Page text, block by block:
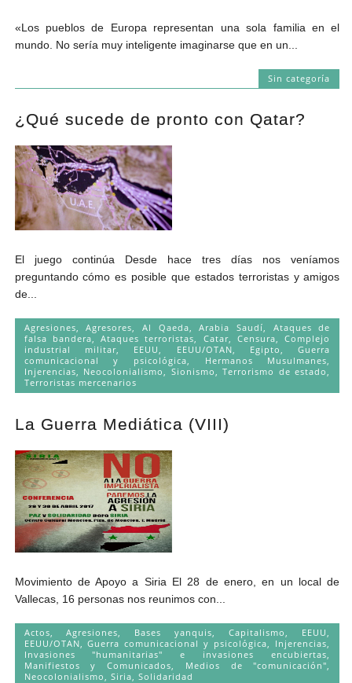
«Los pueblos de Europa representan una sola familia en el
mundo. No sería muy inteligente imaginarse que en un...
Sin categoría
¿Qué sucede de pronto con Qatar?
El juego continúa Desde hace tres días nos veníamos
preguntando cómo es posible que estados terroristas y amigos
de...
Agresiones ,Agresores Al Qaeda ,Arabia Saudí
Ataques de
falsa bandera ,Ataques terroristas Catar,Censura ,Complejo
industrial militar, EEUU EEUU/OTAN Egipto ,Guerra
comunicacional y psicológica
Hermanos Musulmanes
Injerencias
Neocolonialismo Sionismo ,Terrorismo de estado
Terroristas mercenarios
La Guerra Mediática (VIII)
Movimiento de Apoyo a Siria El 28 de enero, en un local de
Vallecas, 16 personas nos reunimos con...
Actos ,Agresiones Bases yanquis ,Capitalismo EEUU
EEUU/OTAN ,Guerra comunicacional y psicológica Injerencias
Invasiones "humanitarias" e invasiones encubiertas
Manifiestos y Comunicados
Medios de "comunicación"
Neocolonialismo
Siria Solidaridad